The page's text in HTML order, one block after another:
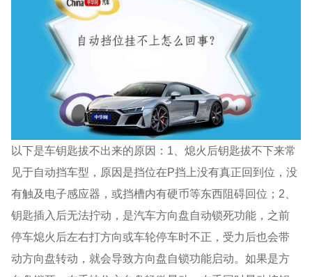
以下是车钥匙拔不出来的原因：1、熄火后钥匙拔不下来常
见于自动挡车型，原因是挡位在P挡上没有真正回到位，没
有触及电子感应器，或挡槽内有硬币等东西阻碍回位；2、
钥匙插入后无法拧动，是汽车方向盘自动锁死功能，之前
停车熄火后左右打方向或车轮停车时不正，受力后也会带
动方向盘转动，就会导致方向盘自锁功能启动。如果是方